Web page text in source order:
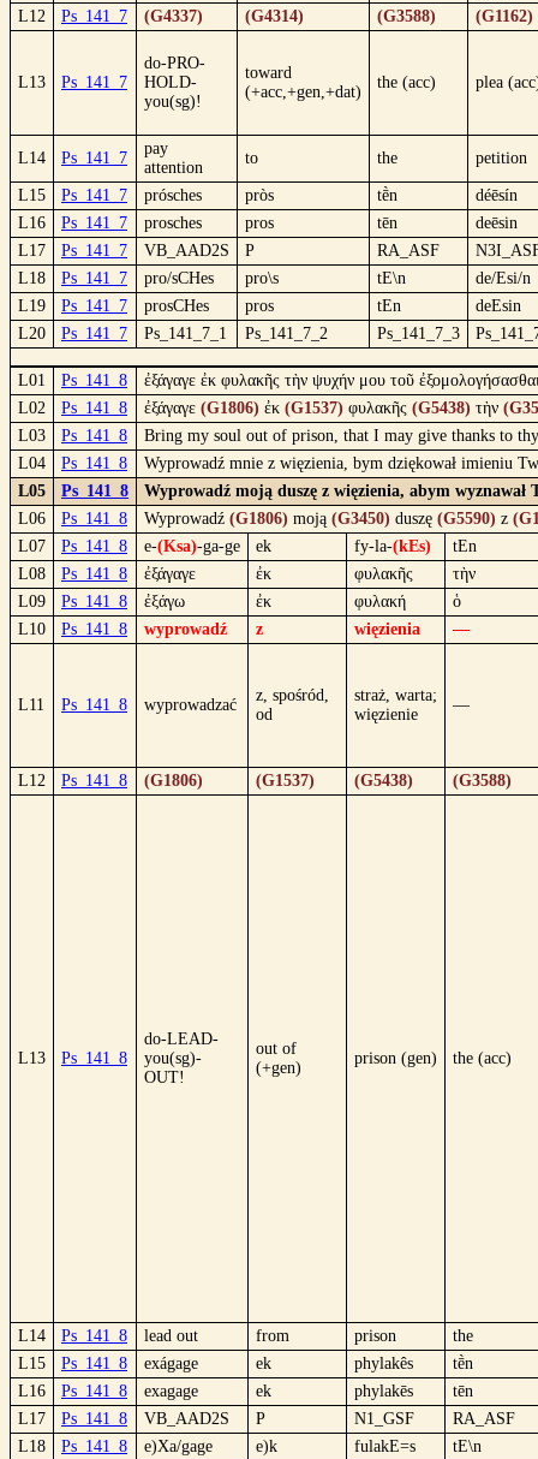
L12
Ps_141_7 (G4337) (G4314) (G3588) (G1162)
L13 Ps_141_7
do-PRO-
HOLD-
you(sg)!
toward
(+acc,+gen,+dat)
the (acc) plea
L14 Ps_141_7
pay
attention
to the petition
L15 Ps_141_7 prósches pròs tḕn
déēsín
L16
Ps_141_7 prosches pros tēn
deēsin
L17
Ps_141_7 VB_AAD2S P RA_ASF
L18
Ps_141_7 pro/sCHes pro\s tE\n
de/Esi/n
L19
Ps_141_7 prosCHes pros tEn
deEsin
L20
Ps_141_7 Ps_141_7_1 Ps_141_7_2 Ps_141_7_3
L01 Ps_141_8
ἐξάγαγε ἐκ φυλακῆς τὴν ψυχήν μου τοῦ
L02
Ps_141_8 ἐξάγαγε (G1806) ἐκ (G1537) φυλακῆς (G5438) τὴν
L03
Ps_141_8
Bring my soul out of prison, that I may give thanks to
L04
Ps_141_8
Wyprowadź mnie z więzienia, bym dziękował imieniu
L05
Ps_141_8
Wyprowadź moją duszę z więzienia, abym wyznawał
L06
Ps_141_8 Wyprowadź (G1806) moją (G3450) duszę (G5590) z
L07
Ps_141_8 e-(Ksa)-ga-ge ek fy-la-(kEs)
tEn
L08
Ps_141_8 ἐξάγαγε ἐκ φυλακῆς
τὴν
L09
Ps_141_8 ἐξάγω ἐκ φυλακή
ὁ
L10
Ps_141_8 wyprowadź z więzienia —
L11 Ps_141_8 wyprowadzać
z, spośród,
od
straż, warta;
więzienie
—
L12 Ps_141_8 (G1806) (G1537) (G5438) (G3588)
L13 Ps_141_8
do-LEAD-
you(sg)-
OUT!
out of
(+gen)
prison (gen) the (acc)
L14 Ps_141_8 lead out from prison
the
L15
Ps_141_8 exágage ek phylakês
tḕn
L16
Ps_141_8 exagage ek phylakēs
tēn
L17
Ps_141_8 VB_AAD2S P N1_GSF
RA_ASF
L18
Ps_141_8 e)Xa/gage e)k fulakE=s
tE\n